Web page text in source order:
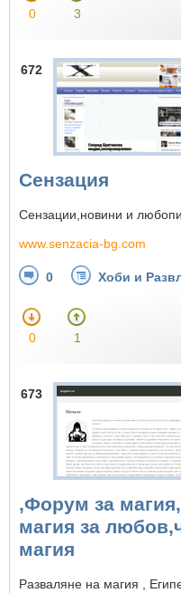
0 3
672
Сензация
Сензации,новини и
www.senzacia-bg.com
0 Хоби и
0 1
673
,Форум за
магия за
магия
Разваляне на магия ,